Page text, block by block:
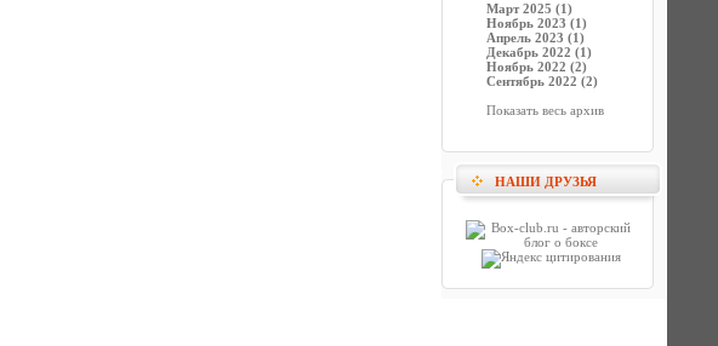
Март 2025 (1)
Ноябрь 2023 (1)
Апрель 2023 (1)
Декабрь 2022 (1)
Ноябрь 2022 (2)
Сентябрь 2022 (2)
Показать весь архив
НАШИ ДРУЗЬЯ